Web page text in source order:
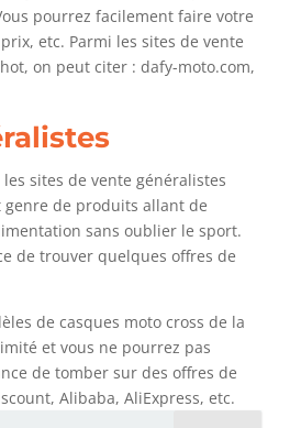
pourrez facilement faire votre
etc. Parmi les sites de vente
on peut citer : dafy-moto.com,
sites de vente généralistes
de produits allant de
sans oublier le sport.
de trouver quelques offres de
de casques moto cross de la
et vous ne pourrez pas
de tomber sur des offres de
Alibaba, AliExpress, etc.